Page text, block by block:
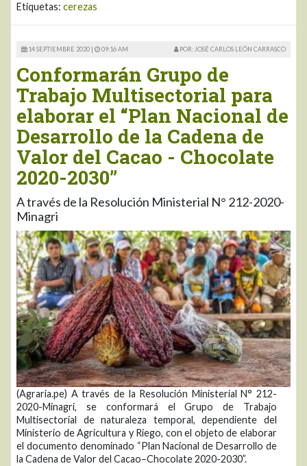
Etiquetas: cerezas
14 SEPTIEMBRE 2020 | 09:16 AM POR: JOSÉ CARLOS LEÓN CARRASCO
Conformarán Grupo de
Trabajo Multisectorial para
elaborar el “Plan Nacional de
Desarrollo de la Cadena de
Valor del Cacao - Chocolate
2020-2030”
A través de la Resolución Ministerial N° 212-2020-
Minagri
(Agraria.pe) A través de la Resolución Ministerial N° 212-
2020-Minagri, se conformará el Grupo de Trabajo
Multisectorial de naturaleza temporal, dependiente del
Ministerio de Agricultura y Riego, con el objeto de elaborar
el documento denominado “Plan Nacional de Desarrollo de
la Cadena de Valor del Cacao–Chocolate 2020-2030”.